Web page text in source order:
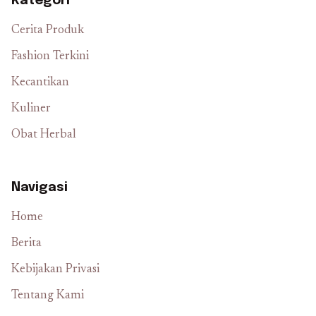
Cerita Produk
Fashion Terkini
Kecantikan
Kuliner
Obat Herbal
Navigasi
Home
Berita
Kebijakan Privasi
Tentang Kami